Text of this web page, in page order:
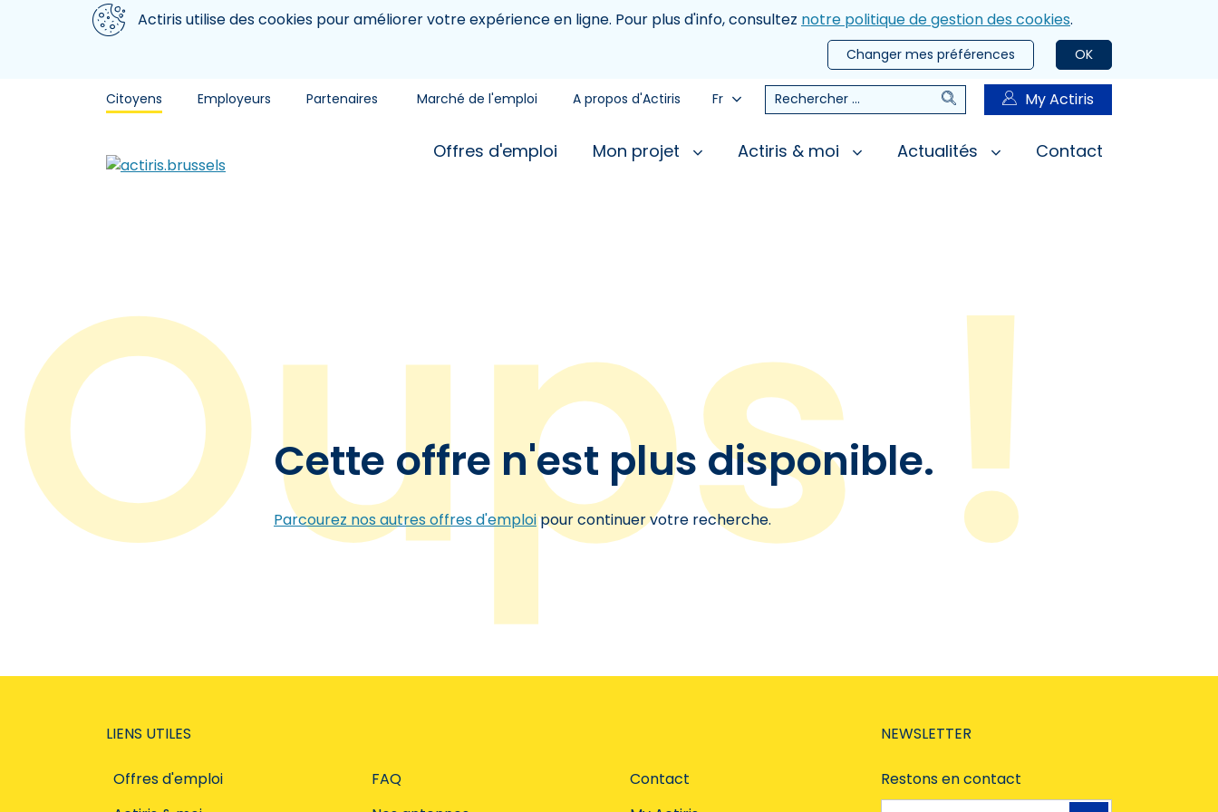
Aller au contenu principal
Nous utilisons des cookiesActiris utilise des cookies pour améliorer votre expérience en ligne. Pour plus d'info, consultez notre politique de gestion des cookies.
OK
Changer mes préférences
Citoyens Employeurs Partenaires Marché de l'emploi A propos d'Actiris Fr Rechercher RechercherMy Actiris
Offres d'emploi Mon projet Actiris & moi Actualités Contact
Cette offre n'est plus disponible.
Parcourez nos autres offres d'emploipour continuer votre recherche.
LIENS UTILES
Offres d'emploi
FAQ
Contact
NEWSLETTER
Restons en contact